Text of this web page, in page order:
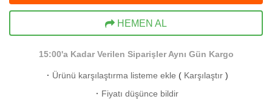
HEMEN AL
15:00'a Kadar Verilen Siparişler Aynı Gün Kargo
· Ürünü karşılaştırma listeme ekle ( Karşılaştır)
· Fiyatı düşünce bildir